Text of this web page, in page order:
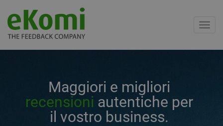
Maggiori e migliori
recensioni autentiche per
il vostro business.